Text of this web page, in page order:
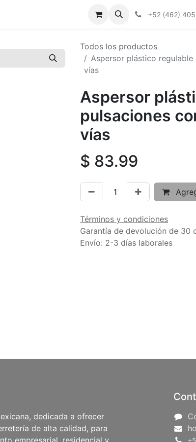
+52 (462)
Todos los productos
Aspersor plástico
vías
Aspersor
pulsaciones
vías
$ 83.99
Términos y condiciones
Garantía de devolución de 30
Envío: 2-3 días laborales
dedicada a ofrecer
de alta calidad, para
empresarial, residencial y